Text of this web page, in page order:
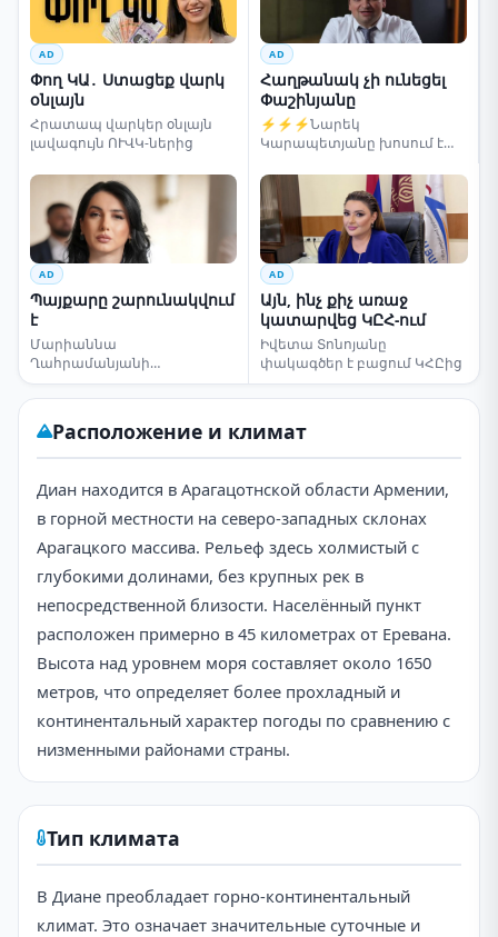
AD
Փող ԿԱ․ Ստացեք վարկ
օնլայն
Հրատապ վարկեր օնլայն
լավագույն ՈՒՎԿ-ներից
AD
Հաղթանակ չի ունեցել
Փաշինյանը
⚡⚡⚡Նարեկ
Կարապետյանը խոսում է
AD
Պայքարը շարունակվում
է
Մարիաննա
Ղահրամանյանի
սենսացիոն կոչը
AD
Այն, ինչ քիչ առաջ
կատարվեց ԿԸՀ-ում
Իվետա Տոնոյանը
փակագծեր է բացում ԿՀԸից
Расположение и климат
Диан находится в Арагацотнской области Армении,
в горной местности на северо-западных склонах
Арагацкого массива. Рельеф здесь холмистый с
глубокими долинами, без крупных рек в
непосредственной близости. Населённый пункт
расположен примерно в 45 километрах от Еревана.
Высота над уровнем моря составляет около 1650
метров, что определяет более прохладный и
континентальный характер погоды по сравнению с
низменными районами страны.
Тип климата
В Диане преобладает горно-континентальный
климат. Это означает значительные суточные и